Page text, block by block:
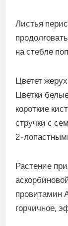
Листья
на стебле
Цветет
Цветки
короткие
стручки с
2-
Растение
провитамин
горчичное,